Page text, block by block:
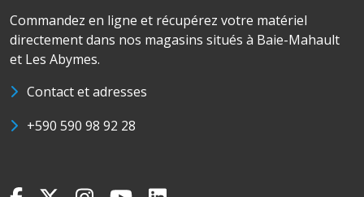
Commandez en ligne et récupérez votre matériel
directement dans nos magasins situés à Baie-Mahault
et Les Abymes.
Contact et adresses
+590 590 98 92 28